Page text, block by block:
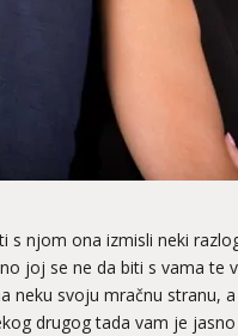
s njom ona izmisli neki
joj se ne da biti s vama te
neku svoju mračnu stranu,
drugog tada vam je